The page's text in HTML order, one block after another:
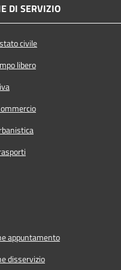
DI SERVIZIO
civile
libero
appuntamento
disservizio